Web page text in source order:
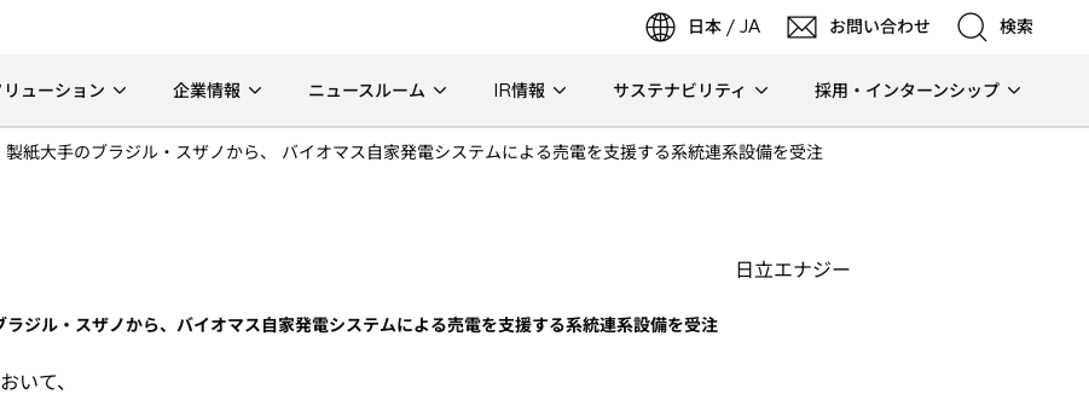
日本 / JA お問い合わせ 検索
検索
ューション 企業情報 ニュースルーム IR情報 サステナビリティ 採用・インターンシップ
紙大手のブラジル・スザノから、 バイオマス自家発電システムによる売電を支援する系統連系設備を受注
日立エナジー
ジル・スザノから、バイオマス自家発電システムによる売電を支援する系統連系設備を受注
いて、